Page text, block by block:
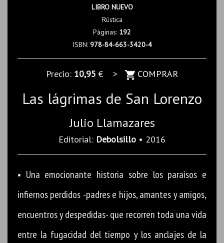
LIBRO NUEVO
Rústica
Páginas: 192
ISBN: 978-84-663-3420-4
Precio: 10,95 € > COMPRAR
Las lágrimas de San Lorenzo
Julio Llamazares
Editorial: Debolsillo • 2016
• Una emocionante historia sobre los paraísos e
infiernos perdidos -padres e hijos, amantes y amigos,
encuentros y despedidas- que recorren toda una vida
entre la fugacidad del tiempo y los anclajes de la